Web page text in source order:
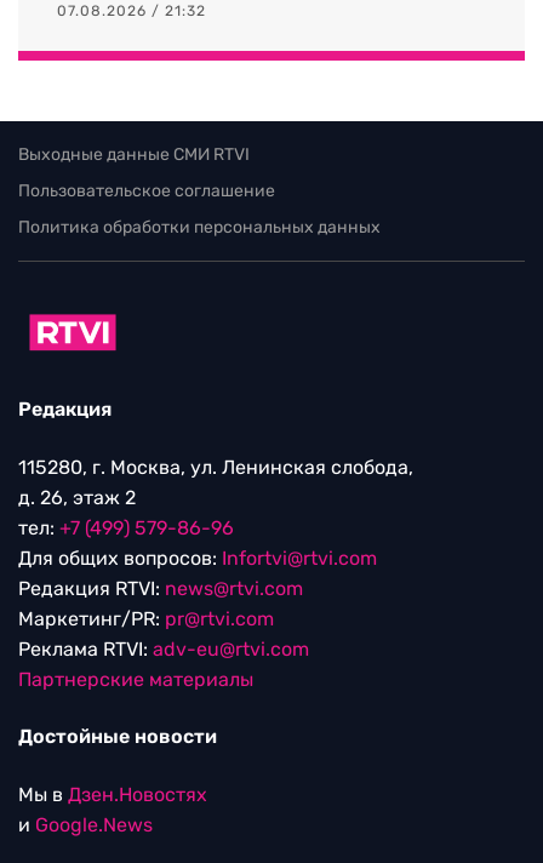
07.08.2026 / 21:32
Выходные данные СМИ RTVI
Пользовательское соглашение
Политика обработки персональных данных
Редакция
115280, г. Москва, ул. Ленинская слобода,
д. 26, этаж 2
тел: +7 (499) 579-86-96
Для общих вопросов: Infortvi@rtvi.com
Редакция RTVI: news@rtvi.com
Маркетинг/PR: pr@rtvi.com
Реклама RTVI: adv-eu@rtvi.com
Партнерские материалы
Достойные новости
Мы в Дзен.Новостях
и Google.News